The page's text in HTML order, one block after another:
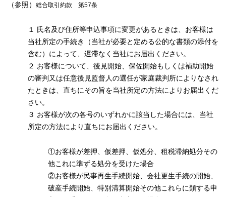
（参照） 総合取引約款 第57条
１ 氏名及び住所等申込事項に変更があるときは、お客様は
当社所定の手続き（当社が必要と定める公的な書類の添付を
含む）によって、遅滞なく当社にお届出ください。
２ お客様について、後見開始、保佐開始もしくは補助開始
の審判又は任意後見監督人の選任が家庭裁判所によりなされ
たときは、直ちにその旨を当社所定の方法によりお届出くだ
さい。
３ お客様が次の各号のいずれかに該当した場合には、当社
所定の方法により直ちにお届出ください。
①お客様が差押、仮差押、仮処分、租税滞納処分その
他これに準ずる処分を受けた場合
②お客様が民事再生手続開始、会社更生手続の開始、
破産手続開始、特別清算開始その他これらに類する申